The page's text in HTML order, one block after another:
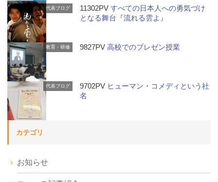
代表ブログ 11302PVすべての日本人への勇気づけ
となる舞台『流れる雲よ』
教育・研修 9827PV高校でのプレゼン授業
代表ブログ 9702PV ヒューマン・コメディという社
名
カテゴリ
お知らせ